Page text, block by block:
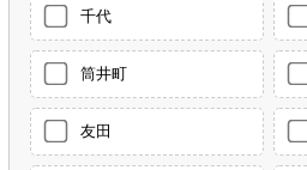
千代
筒井町
友田